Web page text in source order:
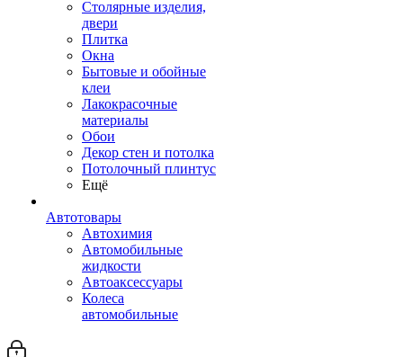
Столярные изделия,
двери
Плитка
Окна
Бытовые и обойные
клеи
Лакокрасочные
материалы
Обои
Декор стен и потолка
Потолочный плинтус
Ещё
Автотовары
Автохимия
Автомобильные
жидкости
Автоаксессуары
Колеса
автомобильные